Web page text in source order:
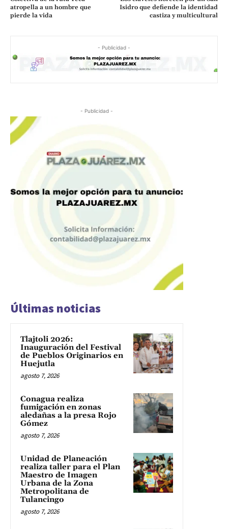
atropella a un hombre que
pierde la vida
Isidro que defiende la identidad
castiza y multicultural
- Publicidad -
- Publicidad -
Últimas noticias
Tlajtoli 2026:
Inauguración del Festival
de Pueblos Originarios en
Huejutla
agosto 7, 2026
Conagua realiza
fumigación en zonas
aledañas a la presa Rojo
Gómez
agosto 7, 2026
Unidad de Planeación
realiza taller para el Plan
Maestro de Imagen
Urbana de la Zona
Metropolitana de
Tulancingo
agosto 7, 2026